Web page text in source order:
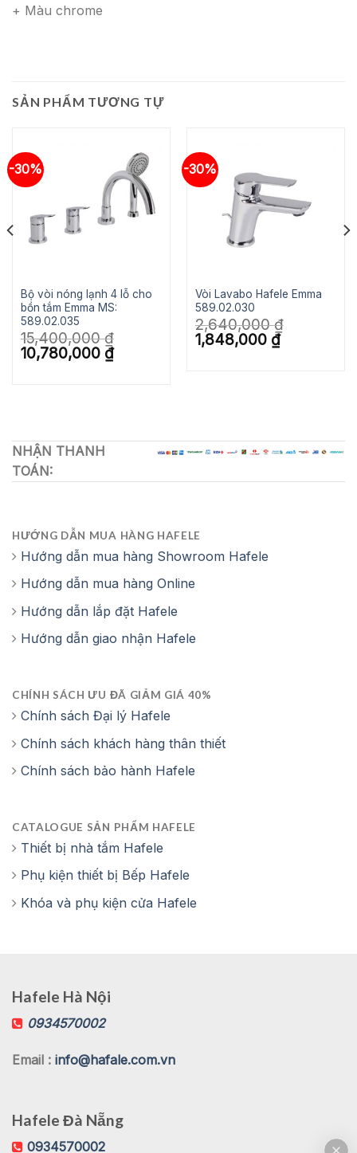
+ Màu chrome
SẢN PHẨM TƯƠNG TỰ
-30%
Bộ vòi nóng lạnh 4 lỗ cho
bồn tắm Emma MS:
589.02.035
15,400,000₫
Giá
gốc
10,780,000 ₫Giá
hiện
-30%
Vòi Lavabo Hafele Emma
589.02.030
2,640,000₫
Giá
gốc
1,848,000 ₫Giá
hiện
NHẬN THANH
TOÁN:
HƯỚNG DẪN MUA HÀNG HAFELE
Hướng dẫn mua hàng Showroom Hafele
Hướng dẫn mua hàng Online
Hướng dẫn lắp đặt Hafele
Hướng dẫn giao nhận Hafele
CHÍNH SÁCH ƯU ĐÃ GIẢM GIÁ 40%
Chính sách Đại lý Hafele
Chính sách khách hàng thân thiết
Chính sách bảo hành Hafele
CATALOGUE SẢN PHẨM HAFELE
Thiết bị nhà tắm Hafele
Phụ kiện thiết bị Bếp Hafele
Khóa và phụ kiện cửa Hafele
Hafele Hà Nội
0934570002
Email : info@hafale.com.vn
Hafele Đà Nẵng
0934570002